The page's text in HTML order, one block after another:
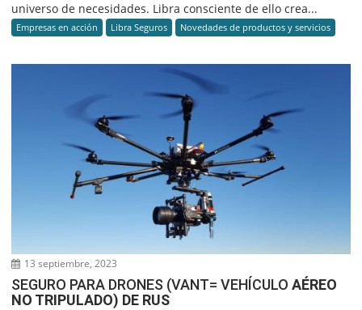
universo de necesidades. Libra consciente de ello crea...
Empresas en acción Libra Seguros Novedades de productos y servicios
13 septiembre, 2023
SEGURO PARA DRONES (VANT= VEHÍCULOAÉREO
NO TRIPULADO) DE RUS